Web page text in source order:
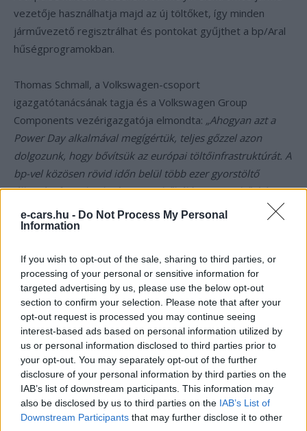
e-cars.hu - Do Not Process My Personal
Information
If you wish to opt-out of the sale, sharing to third parties, or
processing of your personal or sensitive information for
targeted advertising by us, please use the below opt-out
section to confirm your selection. Please note that after your
opt-out request is processed you may continue seeing
interest-based ads based on personal information utilized by
us or personal information disclosed to third parties prior to
your opt-out. You may separately opt-out of the further
disclosure of your personal information by third parties on the
IAB’s list of downstream participants. This information may
also be disclosed by us to third parties on the IAB’s List of
Downstream Participants that may further disclose it to other
vezetője használhatja majd az új töltőket, így minden
járművezető regisztrálhat és pontokat gyűjthet a bp/Aral
hűségprogramokban.
Thomas Schmall, a Volkswagen-csoport
igazgatótanácsának tagja és a Volkswagen Group
Components vezérigazgatója elmondta: „Ahogyan azt a
Power Day alkalmával megígértük, teljes gőzzel azon
dolgozunk, hogy bővítsük az európai töltőinfrastruktúrát. A
bp-vel közösen rövid időn belül több ezer gyorstöltő
állomást fogunk telepíteni. A töltőhálózat gyors bővítése
most kulcsfontosságú. Ennek megvalósításához úttörő,
rugalmas gyorstöltőink tökéletes megoldást kínálnak, mivel
Kövesd az e-cars.hu-t a Facebookon is, további
tartalmakért!
›
CÍMKÉK BP e-mobilitás Elektromobilitás
Elektromos autó
Volkswagen